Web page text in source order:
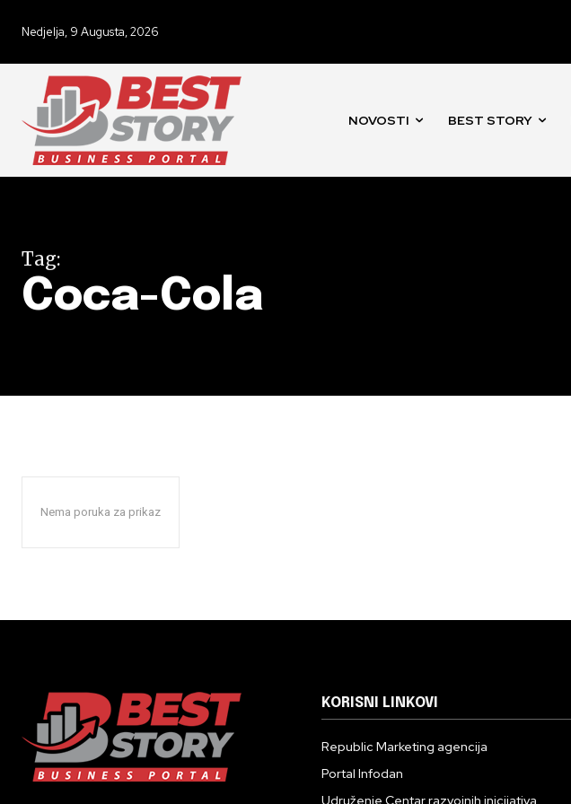
Nedjelja, 9 Augusta, 2026
NOVOSTI BEST STORY
Tag:
Coca-Cola
Nema poruka za prikaz
KORISNI LINKOVI
Republic Marketing agencija
Portal Infodan
Udruženje Centar razvojnih inicijativa